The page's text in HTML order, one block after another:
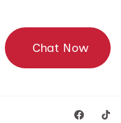
Chat Now